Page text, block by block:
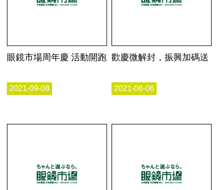
眼鏡市場周年慶 活動開跑
2021-09-08
歡慶微解封，振興加碼送
2021-08-06